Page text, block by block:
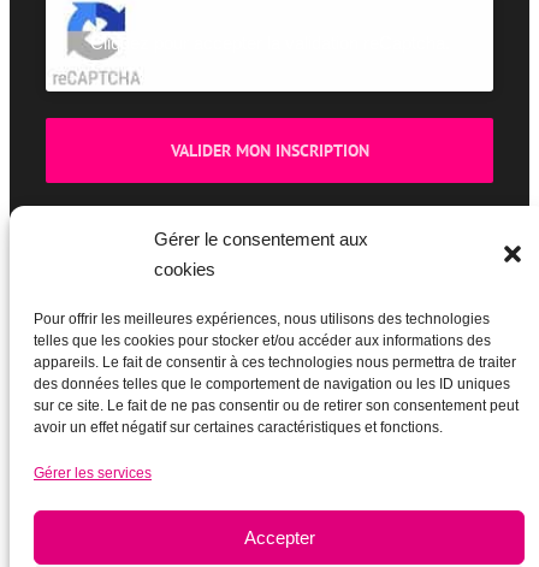
Gérer le consentement aux
cookies
Pour offrir les meilleures expériences, nous utilisons des technologies
telles que les cookies pour stocker et/ou accéder aux informations des
appareils. Le fait de consentir à ces technologies nous permettra de traiter
des données telles que le comportement de navigation ou les ID uniques
sur ce site. Le fait de ne pas consentir ou de retirer son consentement peut
avoir un effet négatif sur certaines caractéristiques et fonctions.
Gérer les services
Accepter
Cliquez pour accepter la validation reCaptcha.